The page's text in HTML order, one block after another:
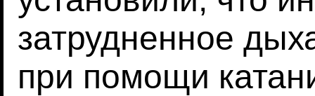
затрудненное
при помощи